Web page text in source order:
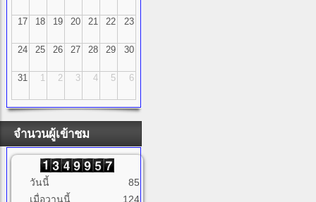
17 18 19 20 21 22 23
24 25 26 27 28 29 30
31 1 2 3 4 5 6
จำนวนผู้เข้าชม
วันนี้
เมื่อวานนี้
85
124